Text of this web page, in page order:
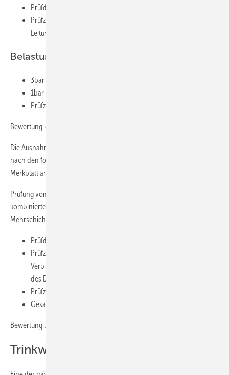
Prüfdruck 150mbar
Prüfzeit bis 100l Leitungsvolumen 120 Minuten, je weitere 100l
Leitungsvolumen 20 Minuten
Belastungsprüfung:
3bar bis Nennweiten DN 50
1bar bei Nennweiten grö&szlig;er DN 50 &ndash; DN 100
Prüfzeit 10 Minuten
Bewertung: dicht, kein Druckabfall auf dem Manometer erkennbar.
Die Ausnahme sollte das Prüfverfahren mit Wasser darstellen, das
nach den folgenden Durchführungshinweisen nach dem ZVSHK-
Merkblatt anzuwenden ist.
Prüfung von PP-, PE-, PE-X-, PB-Rohrleitungen sowie den damit
kombinierten Installa­tionen aus Metall- und
Mehrschichtverbundrohren:
Prüfdruck: 1,1-facher Betriebsdruck = 11 bar
Prüfzeit mit 11bar 30 Minuten, danach Kontrolle der
Verbindungen. Kein Leck darf erkennbar sein, dann absenken
des Drucks von 11bar auf 5,5bar
Prüfzeit mit 5,5bar 120 Minuten
Gesamtprüfzeit 150 Minuten
Bewertung: Am Manometer darf kein Druckabfall erkennbar sein.
Trinkwasser-Installation spülen